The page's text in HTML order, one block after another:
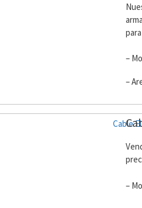
–
–
–